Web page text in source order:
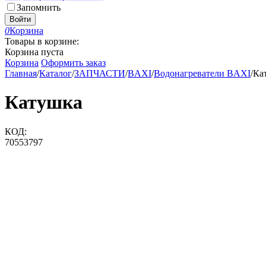
Запомнить
Войти
0Корзина
Товары в корзине:
Корзина пуста
Корзина Оформить заказ
Главная/Каталог/ЗАПЧАСТИ/BAXI/Водонагреватели BAXI/
Катушка
КОД:
70553797